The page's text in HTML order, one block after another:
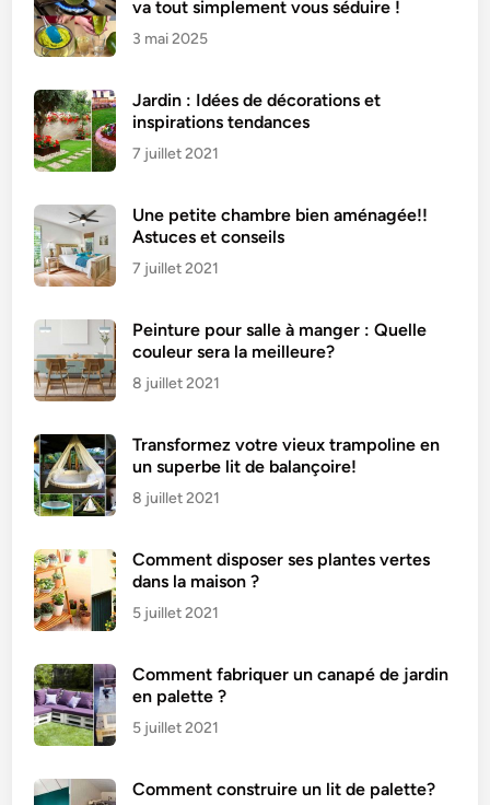
va tout simplement vous séduire !
3 mai 2025
Jardin : Idées de décorations et
inspirations tendances
7 juillet 2021
Une petite chambre bien aménagée!!
Astuces et conseils
7 juillet 2021
Peinture pour salle à manger : Quelle
couleur sera la meilleure?
8 juillet 2021
Transformez votre vieux trampoline en
un superbe lit de balançoire!
8 juillet 2021
Comment disposer ses plantes vertes
dans la maison ?
5 juillet 2021
Comment fabriquer un canapé de jardin
en palette ?
5 juillet 2021
Comment construire un lit de palette?